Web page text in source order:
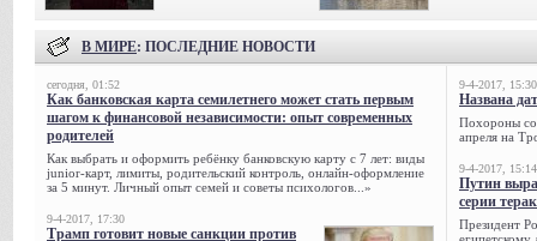
В МИРЕ: ПОСЛЕДНИЕ НОВОСТИ
сегодня, 01:52
Как банковская карта семилетнего может стать первым
шагом к финансовой независимости: опыт современных
родителей
Как выбрать и оформить ребёнку банковскую карту с 7 лет: виды
junior-карт, лимиты, родительский контроль, онлайн-оформление
за 5 минут. Личный опыт семей и советы психологов...»
9-4-2017, 17:30
Трамп готовит новые санкции против
9-4-2017, 15:30
Названа
Похороны
апреля на
9-4-2017, 15:14
Путин
серии
Президент